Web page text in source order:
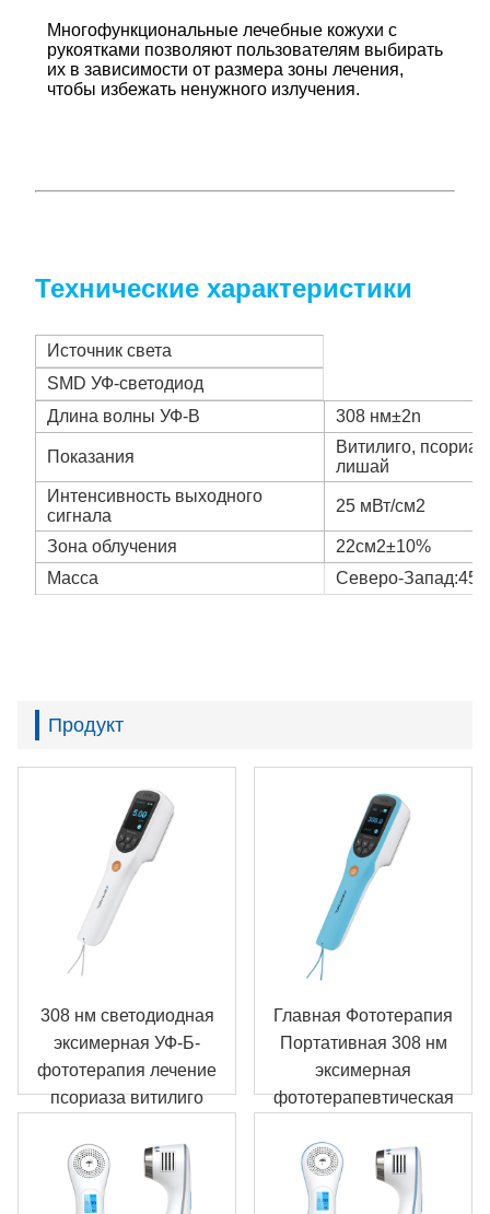
Многофункциональные лечебные кожухи с
рукоятками позволяют пользователям выбирать
их в зависимости от размера зоны лечения,
чтобы избежать ненужного излучения.
Технические характеристики
Источник света
SMD УФ-светодиод
Длина волны УФ-В
308 нм±2n
Показания
Витилиго,
лишай
Интенсивность выходного
сигнала
25 мВт/см2
Зона облучения
22см2±10%
Масса
Северо-Запад:452
Продукт
308 нм светодиодная
эксимерная УФ-Б-
фототерапия лечение
псориаза витилиго
Главная Фототерапия
Портативная 308 нм
эксимерная
фототерапевтическая